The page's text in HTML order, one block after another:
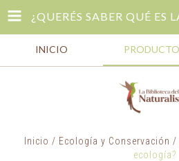
INICIO
Inicio / Ecología y Conservación /
ecología?